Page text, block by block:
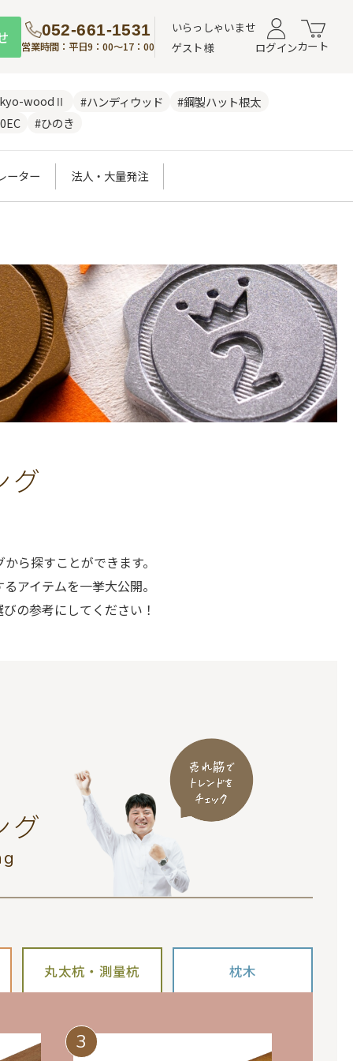
052-661-1531
営業時間：平日9：00～17：00
いらっしゃいませ
ゲスト様
ログインカート
woodⅡ #ハンディウッド
#鋼製ハット根太
#ひのき
ーター 法人・大量発注
グ
ら探すことができます。
アイテムを一挙大公開。
の参考にしてください！
グ
丸太杭・測量杭 枕木
3